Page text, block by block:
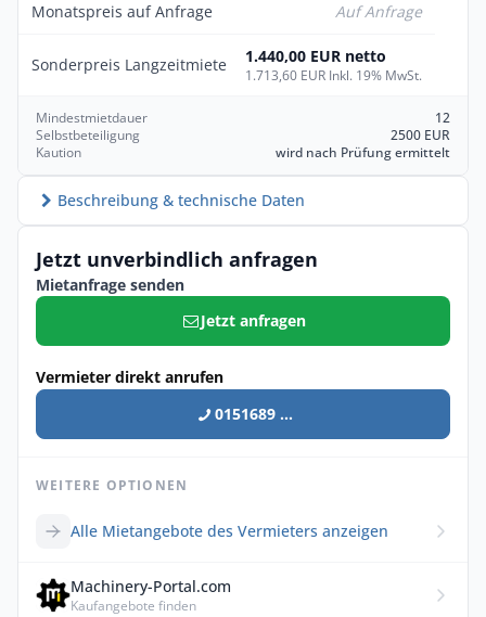
Monatspreis auf Anfrage Auf Anfrage
Sonderpreis Langzeitmiete 1.440,00 EUR netto
1.713,60 EUR Inkl. 19% MwSt.
Mindestmietdauer
12
Selbstbeteiligung
2500 EUR
Kaution
wird nach Prüfung ermittelt
Beschreibung & technische Daten
Jetzt unverbindlich anfragen
Mietanfrage senden
Jetzt anfragen
Vermieter direkt anrufen
0151689 ...
WEITERE OPTIONEN
Alle Mietangebote des Vermieters anzeigen
Machinery-Portal.com
Kaufangebote finden